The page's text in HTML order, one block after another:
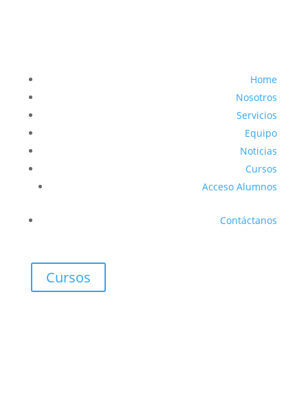
Home
Nosotros
Servicios
Equipo
Noticias
Cursos
Acceso Alumnos
Contáctanos
Cursos